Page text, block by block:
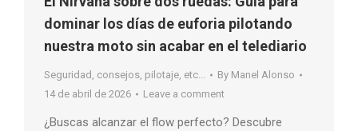
dominar los días de euforia pilotando
nuestra moto sin acabar en el telediario
Seguridad, consejos, pilotaje, etc... By Manel Alonso
14 de abril de 2026
Leave a comment
¿Buscas alcanzar el flow perfecto? Descubre